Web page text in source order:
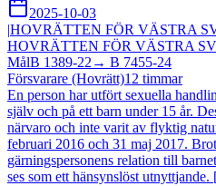
2025-10-03
|HOVRÄTTEN FÖR VÄSTRA
HOVRÄTTEN FÖR VÄSTRA
MålB 1389-22 → B 7455-24
Försvarare (Hovrätt)12 timmar
En person har utfört sexuella
själv och på ett barn under 15 år.
närvaro och inte varit av flyktig
februari 2016 och 31 maj 2017.
gärningspersonens relation till
ses som ett hänsynslöst utnyttjande.